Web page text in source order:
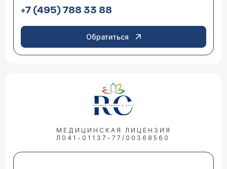
+7 (495) 788 33 88
Обратиться
МЕДИЦИНСКАЯ ЛИЦЕНЗИЯ
Л041-01137-77/00368560